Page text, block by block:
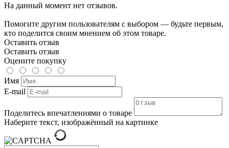
На данный момент нет отзывов.
Помогите другим пользователям с выбором — будьте первым,
кто поделится своим мнением об этом товаре.
Оставить отзыв
Оставить отзыв
Оцените покупку
Имя
E-mail
Поделитесь впечатлениями о товаре
Наберите текст, изображённый на картинке